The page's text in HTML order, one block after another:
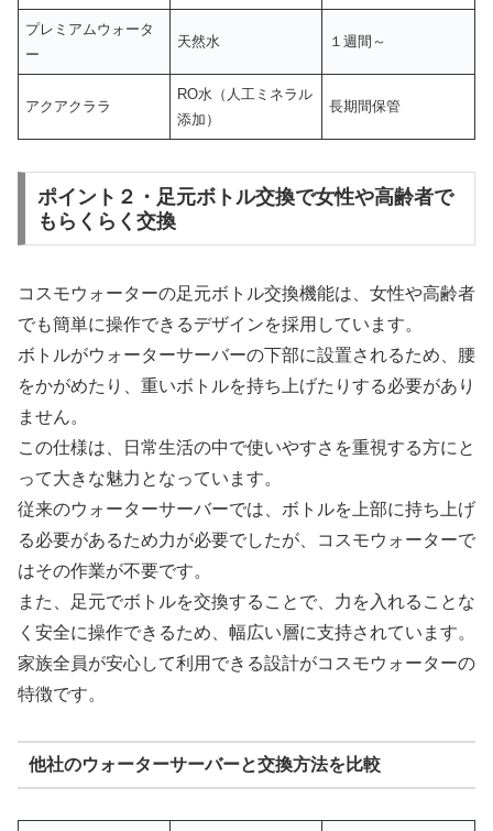
プレミアムウォータ
ー
天然水 １週間～
アクアクララ
RO水（人工ミネラル
添加）
長期間保管
ポイント２・足元ボトル交換で女性や高齢者で
もらくらく交換
コスモウォーターの足元ボトル交換機能は、女性や高齢者
でも簡単に操作できるデザインを採用しています。
ボトルがウォーターサーバーの下部に設置されるため、腰
をかがめたり、重いボトルを持ち上げたりする必要があり
ません。
この仕様は、日常生活の中で使いやすさを重視する方にと
って大きな魅力となっています。
従来のウォーターサーバーでは、ボトルを上部に持ち上げ
る必要があるため力が必要でしたが、コスモウォーターで
はその作業が不要です。
また、足元でボトルを交換することで、力を入れることな
く安全に操作できるため、幅広い層に支持されています。
家族全員が安心して利用できる設計がコスモウォーターの
特徴です。
他社のウォーターサーバーと交換方法を比較